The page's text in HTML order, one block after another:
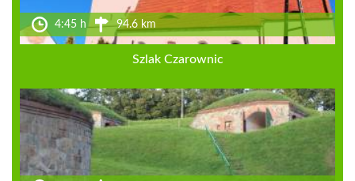
4:45 h 94.6 km
Szlak Czarownic